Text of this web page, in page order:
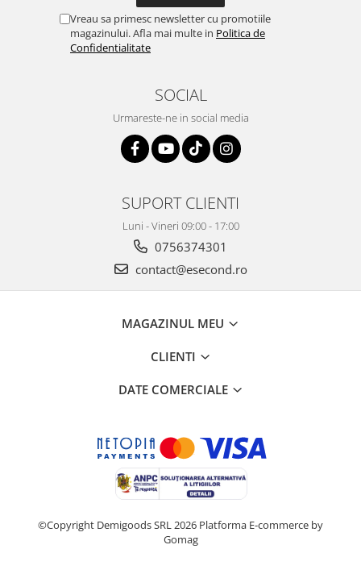
Vreau sa primesc newsletter cu promotiile
magazinului. Afla mai multe in Politica de
Confidentialitate
SOCIAL
Urmareste-ne in social media
SUPORT CLIENTI
Luni - Vineri 09:00 - 17:00
0756374301
contact@esecond.ro
MAGAZINUL MEU
CLIENTI
DATE COMERCIALE
©Copyright Demigoods SRL 2026 Platforma E-commerce by
Gomag